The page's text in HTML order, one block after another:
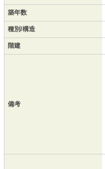
築年数
種別/構造
階建
備考